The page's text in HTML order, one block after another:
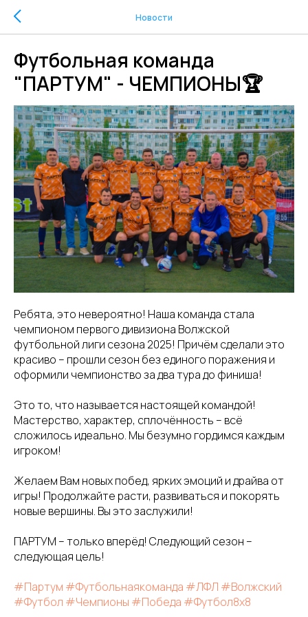
Новости
Футбольная команда
"ПАРТУМ" - ЧЕМПИОНЫ🏆
Ребята, это невероятно! Наша команда стала
чемпионом первого дивизиона Волжской
футбольной лиги сезона 2025! Причём сделали это
красиво – прошли сезон без единого поражения и
оформили чемпионство за два тура до финиша!
Это то, что называется настоящей командой!
Мастерство, характер, сплочённость – всё
сложилось идеально. Мы безумно гордимся каждым
игроком!
Желаем Вам новых побед, ярких эмоций и драйва от
игры! Продолжайте расти, развиваться и покорять
новые вершины. Вы это заслужили!
ПАРТУМ – только вперёд! Следующий сезон –
следующая цель!
#Партум #Футбольнаякоманда #ЛФЛ #Волжский
#Футбол #Чемпионы #Победа #Футбол8х8